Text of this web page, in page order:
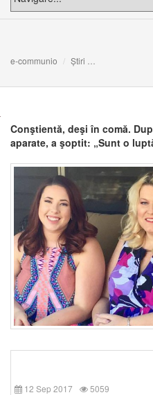
e-communio Știri
Conştientă, deşi în comă.
aparate, a şoptit: „Sunt o
12 Sep 2017 5059